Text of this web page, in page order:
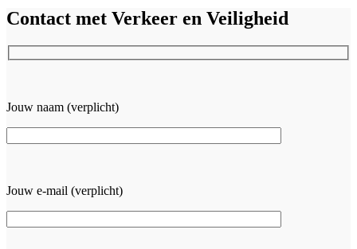
Contact met Verkeer en Veiligheid
Jouw naam (verplicht)
Jouw e-mail (verplicht)